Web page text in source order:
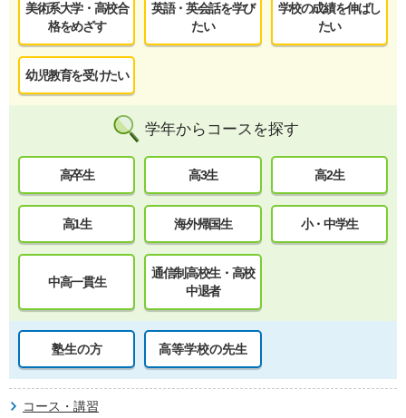
美術系大学・高校合
格をめざす
英語・英会話を学び
たい
学校の成績を伸ばし
たい
幼児教育を受けたい
学年からコースを探す
高卒生 高3生 高2生
高1生 海外帰国生 小・中学生
中高一貫生
通信制高校生・高校
中退者
塾生の方 高等学校の先生
コース・講習